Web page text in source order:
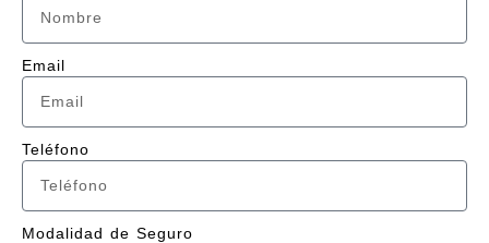
Email
Teléfono
Modalidad de Seguro